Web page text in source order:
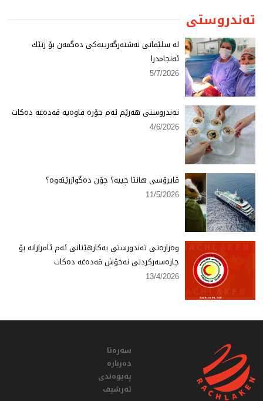
تەندروستی
لە سلێمانی نەشتەرگەرییەكی دەگمەن بۆ ژنێك
ئەنجامدرا
5/7/2026
تەندروستی هەرێم ئەم جۆرە قاوەیە قەدەغە دەكات
4/6/2026
ڤایرۆسی هانتا چییە؟ چۆن دەگوازرێتەوە؟
11/5/2026
وەزارەتی تەندورستی بەكارهێنانی ئەم ئامرازانە بۆ
چارەسەركردنی نەخۆش قەدەغە دەكات
13/4/2026
سەرەتا
دەربارە
پەیوەندی
ئەرشیف